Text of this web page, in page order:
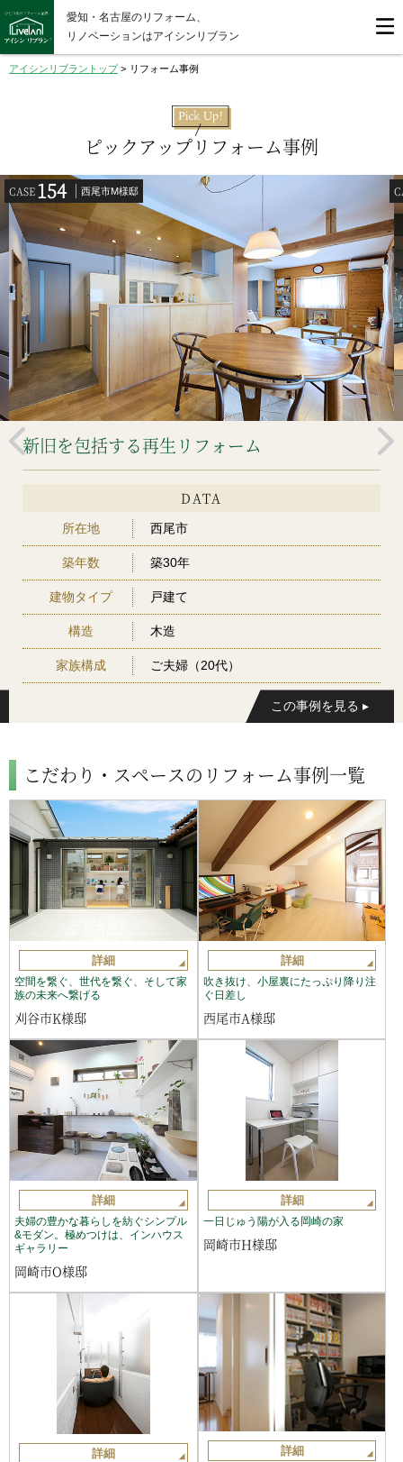
愛知・名古屋のリフォーム、
リノベーションはアイシンリブラン
アイシンリブラントップ> リフォーム事例
ピックアップリフォーム事例
CASE154 西尾市M様邸
新旧を包括する再生リフォーム
DATA
所在地 西尾市
築年数 築30年
建物タイプ 戸建て
構造 木造
家族構成 ご夫婦（20代）
こだわり・スペースのリフォーム事例一覧
詳細
空間を繋ぐ、世代を繋ぐ、そして家
族の未来へ繋げる
刈谷市K様邸
詳細
吹き抜け、小屋裏にたっぷり降り注
ぐ日差し
西尾市A様邸
詳細
夫婦の豊かな暮らしを紡ぐシンプル
&モダン。極めつけは、インハウス
ギャラリー
岡崎市O様邸
詳細
一日じゅう陽が入る岡崎の家
岡崎市H様邸
詳細 詳細